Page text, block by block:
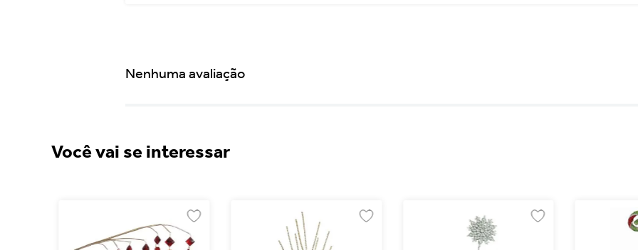
Nenhuma avaliação
Você vai se interessar